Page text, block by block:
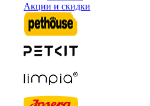
Акции и скидки